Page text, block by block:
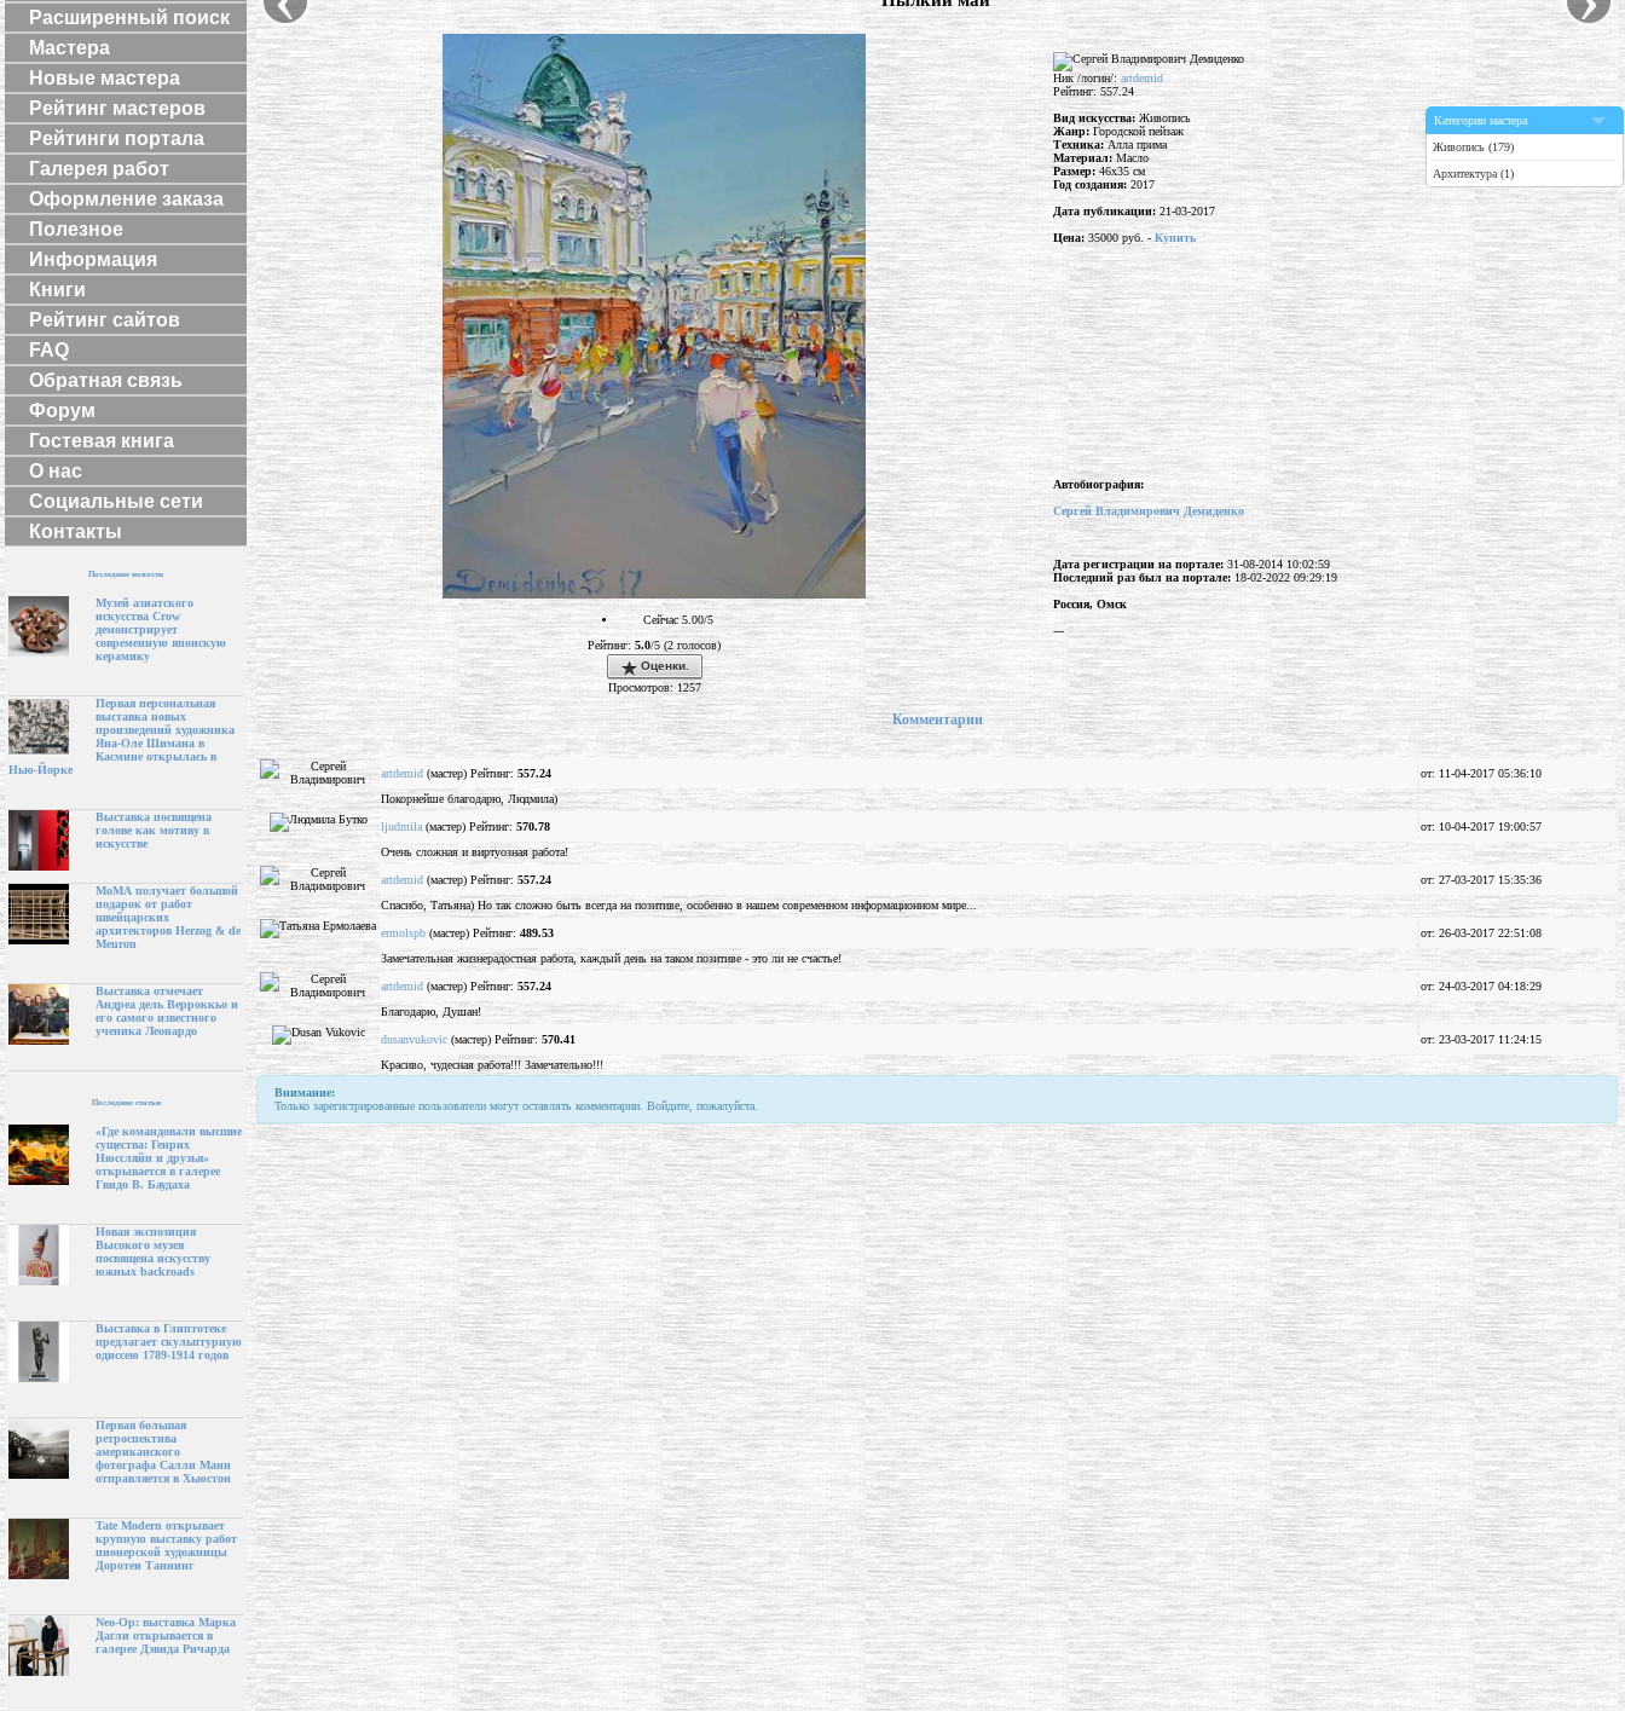
Расширенный поиск
Мастера
Новые мастера
Рейтинг мастеров
Рейтинги портала
Галерея работ
Оформление заказа
Полезное
Информация
Книги
Рейтинг сайтов
FAQ
Обратная связь
Форум
Гостевая книга
О нас
Социальные сети
Контакты
Последние новости
Музей азиатского
искусства Crow
демонстрирует
современную японскую
керамику
Первая персональная
выставка новых
произведений художника
Яна-Оле Шимана в
Касмине открылась в
Нью-Йорке
Выставка посвящена
голове как мотиву в
искусстве
МоМА получает большой
подарок от работ
швейцарских
архитекторов Herzog & de
Meuron
Выставка отмечает
Андреа дель Верроккьо и
его самого известного
ученика Леонардо
Последние статьи
«Где командовали высшие
существа: Генрих
Нюссляйн и друзья»
открывается в галерее
Гвидо В. Баудаха
Новая экспозиция
Высокого музея
посвящена искусству
южных backroads
Выставка в Глиптотеке
предлагает скульптурную
одиссею 1789-1914 годов
Первая большая
ретроспектива
американского
фотографа Салли Манн
отправляется в Хьюстон
Tate Modern открывает
крупную выставку работ
пионерской художницы
Доротеи Таннинг
Neo-Op: выставка Марка
Дагли открывается в
галерее Дэвида Ричарда
Сейчас 5.00/5
Рейтинг: 5.0/5 (2 голосов)
Оценки.
Просмотров: 1257
Ник /логин/:artdemid
Рейтинг: 557.24
Вид искусства:Живопись
Жанр:Городской пейзаж
Техника:Алла прима
Материал:Масло
Размер:46x35 см
Год создания:2017
Дата публикации:21-03-2017
Цена:35000 руб. -Купить
Категории мастера
Живопись (179)
Архитектура (1)
Автобиография:
Сергей Владимирович Демиденко
Дата регистрации на портале:31-08-2014 10:02:59
Последний раз был на портале: 18-02-2022 09:29:19
Россия, Омск
---
Комментарии
artdemid (мастер) Рейтинг: 557.24
от: 11-04-2017 05:36:10
Покорнейше благодарю, Людмила)
ljudmila (мастер) Рейтинг: 570.78
от: 10-04-2017 19:00:57
Очень сложная и виртуозная работа!
artdemid (мастер) Рейтинг: 557.24
от: 27-03-2017 15:35:36
Спасибо, Татьяна) Но так сложно быть всегда на позитиве, особенно в нашем современном информационном мире...
ermolspb (мастер) Рейтинг: 489.53
от: 26-03-2017 22:51:08
Замечательная жизнерадостная работа, каждый день на таком позитиве - это ли не счастье!
artdemid (мастер) Рейтинг: 557.24
от: 24-03-2017 04:18:29
Благодарю, Душан!
dusanvukovic (мастер) Рейтинг: 570.41
от: 23-03-2017 11:24:15
Красиво, чудесная работа!!! Замечательно!!!
Внимание:
Только зарегистрированные пользователи могут оставлять комментарии. Войдите, пожалуйста.